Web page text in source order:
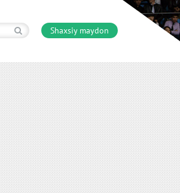
Shaxsiy maydon